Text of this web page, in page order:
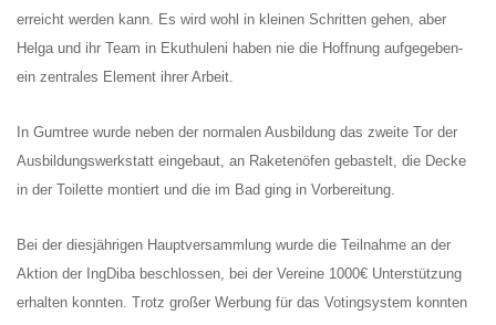
Berichte aus Gumtree
INFORMATIONEN
Aktuelles
Rundbriefe
Termine
FOTO GALERIE
erreicht werden kann. Es wird wohl in kleinen Schritten gehen, aber
Helga und ihr Team in Ekuthuleni haben nie die Hoffnung aufgegeben-
ein zentrales Element ihrer Arbeit.
In Gumtree wurde neben der normalen Ausbildung das zweite Tor der
Ausbildungswerkstatt eingebaut, an Raketenöfen gebastelt, die Decke
in der Toilette montiert und die im Bad ging in Vorbereitung.
Bei der diesjährigen Hauptversammlung wurde die Teilnahme an der
Aktion der IngDiba beschlossen, bei der Vereine 1000€ Unterstützung
erhalten konnten. Trotz großer Werbung für das Votingsystem konnten